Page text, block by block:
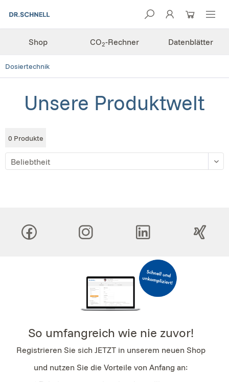
Shop CO2-Rechner Datenblätter
Dosiertechnik
Unsere Produktwelt
0 Produkte
So umfangreich wie nie zuvor!
Registrieren Sie sich JETZT in unserem neuen Shop
und nutzen Sie die Vorteile von Anfang an: